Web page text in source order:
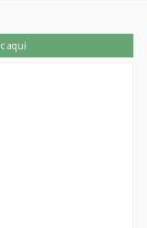
aquí